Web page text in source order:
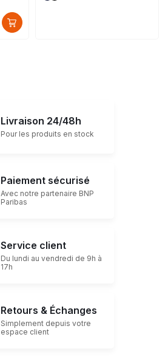
Livraison 24/48h
Pour les produits en stock
Paiement sécurisé
Avec notre partenaire BNP
Paribas
Service client
Du lundi au vendredi de 9h à
17h
Retours & Échanges
Simplement depuis votre
espace client